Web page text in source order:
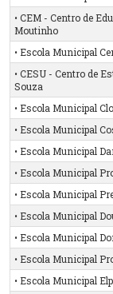
• CEM - Centro de
Moutinho
• Escola Municipal
• CESU - Centro de
Souza
• Escola Municipal
• Escola Municipal
• Escola Municipal
• Escola Municipal
• Escola Municipal
• Escola Municipal
• Escola Municipal
• Escola Municipal
• Escola Municipal